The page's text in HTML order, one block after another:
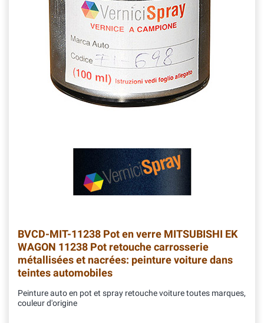
BVCD-MIT-11238 Pot en verre MITSUBISHI EK
WAGON 11238 Pot retouche carrosserie
métallisées et nacrées: peinture voiture dans
teintes automobiles
Peinture auto en pot et spray retouche voiture toutes marques,
couleur d'origine